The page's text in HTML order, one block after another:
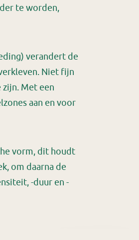
te worden,
verandert de
Niet fijn
Met een
aan en voor
vorm, dit houdt
om daarna de
-duur en -